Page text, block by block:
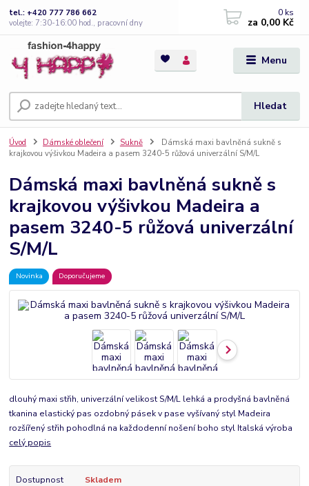
Menu
Hledat
tel.: +420 777 786 662
volejte: 7:30-16:00 hod., pracovní dny
0 ks
za 0,00 Kč
Úvod Dámské oblečení Sukně
Dámská maxi bavlněná sukně s
krajkovou výšivkou Madeira a pasem 3240-5 růžová univerzální S/M/L
Dámská maxi bavlněná sukně s
krajkovou výšivkou Madeira a
pasem 3240-5 růžová univerzální
S/M/L
Novinka Doporučujeme
dlouhý maxi střih, univerzální velikost S/M/L lehká a prodyšná bavlněná
tkanina elastický pas ozdobný pásek v pase vyšívaný styl Madeira
rozšířený střih pohodlná na každodenní nošení boho styl Italská výroba
celý popis
Dostupnost Skladem